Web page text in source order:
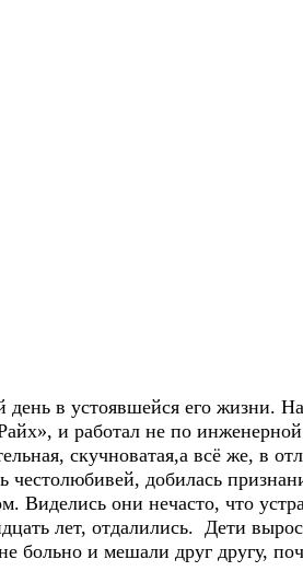
в устоявшейся его жизни.
и работал не по
скучноватая,а всё же, в
добилась
Виделись они нечасто, что
лет, отдалились. Дети
больно и мешали друг другу,